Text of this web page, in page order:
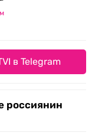
в Telegram
россиянин